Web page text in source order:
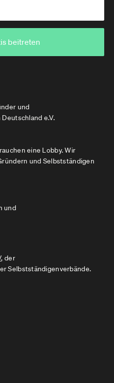
und
e.V.
beitreten
eine Lobby. Wir
und Selbstständigen
und
, der
Selbstständigenverbände.